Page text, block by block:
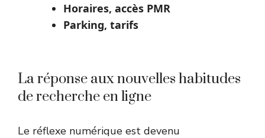
Horaires, accès PMR
Parking, tarifs
La réponse aux nouvelles habitudes
de recherche en ligne
Le réflexe numérique est devenu